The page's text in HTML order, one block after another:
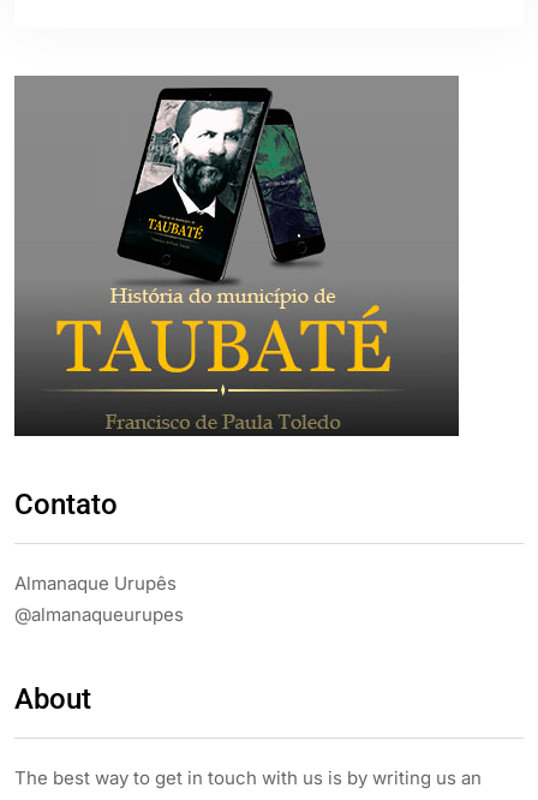
Contato
Almanaque Urupês
@almanaqueurupes
About
The best way to get in touch with us is by writing us an